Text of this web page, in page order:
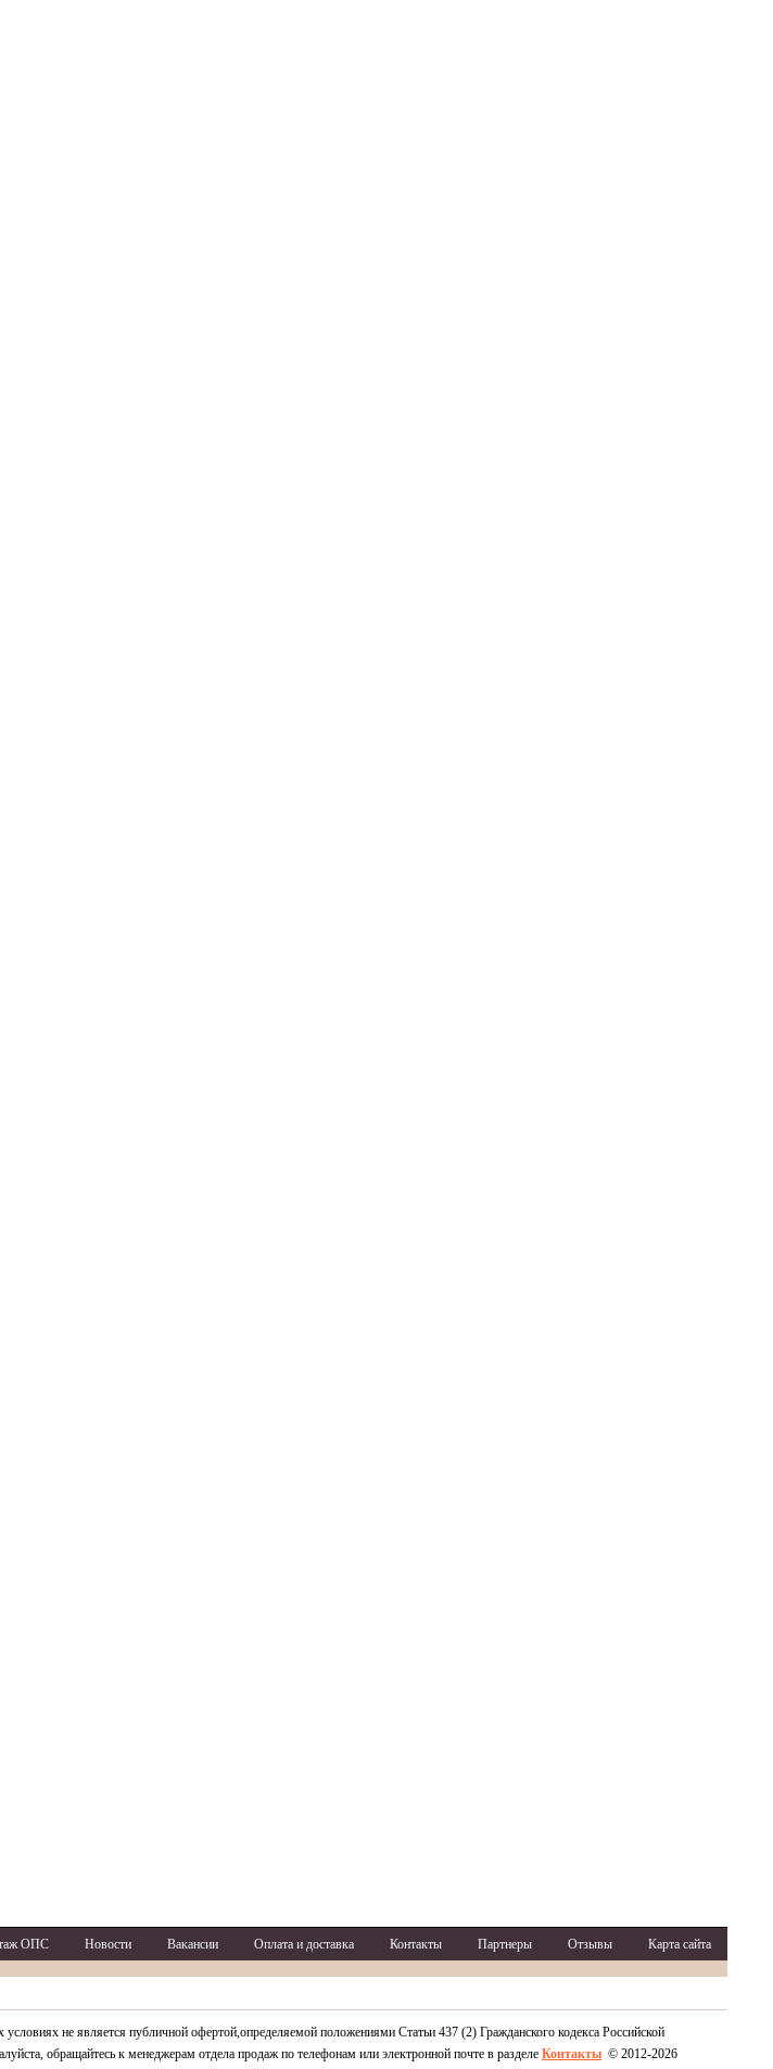
ОПС Новости Вакансии Оплата и доставка Контакты Партнеры Отзывы Карта сайта
не является публичной офертой,определяемой положениями Статьи 437 (2) Гражданского кодекса Российской
обращайтесь к менеджерам отдела продаж по телефонам или электронной почте в разделе Контакты © 2012-2026